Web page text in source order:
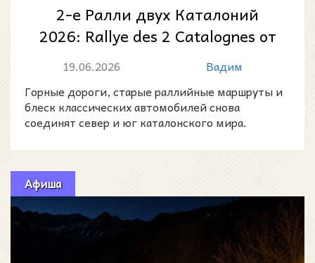
2-е Ралли двух Каталоний
2026: Rallye des 2 Catalognes от
Перпиньяна до Манресы
19.06.2026
Вадим
Горные дороги, старые раллийные маршруты и
блеск классических автомобилей снова
соединят север и юг каталонского мира.
Афиша